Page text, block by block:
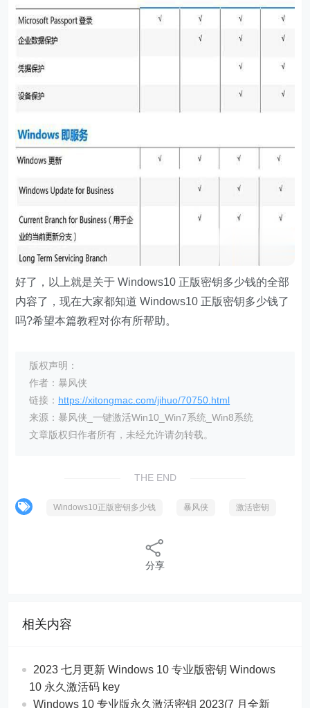
好了，以上就是关于 Windows10 正版密钥多少钱的全部
内容了，现在大家都知道 Windows10 正版密钥多少钱了
吗?希望本篇教程对你有所帮助。
版权声明：
作者：暴风侠
链接： https://xitongmac.com/jihuo/70750.html
来源：暴风侠_一键激活Win10_Win7系统_Win8系统
文章版权归作者所有，未经允许请勿转载。
THE END
Windows10正版密钥多少钱 暴风侠 激活密钥
分享
相关内容
2023 七月更新 Windows 10 专业版密钥 Windows
10 永久激活码 key
Windows 10 专业版永久激活密钥 2023(7 月全新